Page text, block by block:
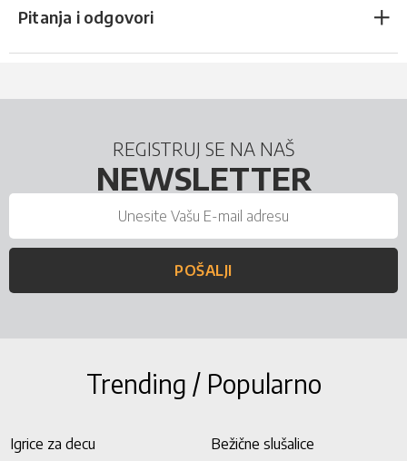
Pitanja i odgovori
REGISTRUJ SE NA NAŠ
NEWSLETTER
POŠALJI
Trending / Popularno
Igrice za decu
Bežične slušalice